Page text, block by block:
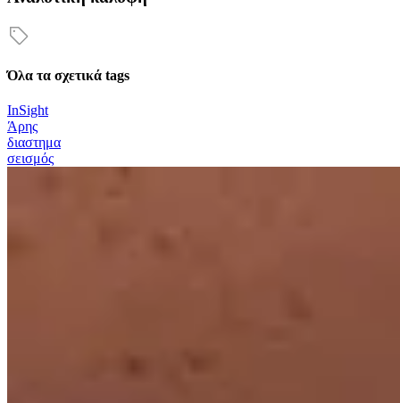
Όλα τα σχετικά tags
InSight
Άρης
διαστημα
σεισμός